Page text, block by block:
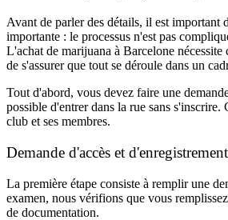
Avant de parler des détails, il est important
importante : le processus n'est pas
L'achat de marijuana à Barcelone nécessite
de s'assurer que tout se déroule dans un
Tout d'abord, vous devez faire une
possible d'entrer dans la rue sans s'inscrire.
club et ses membres.
Demande d'accès et d'enregistrement
La première étape consiste à remplir une
examen, nous vérifions que vous
de documentation.